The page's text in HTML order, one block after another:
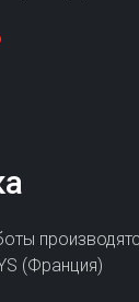
(Франция)